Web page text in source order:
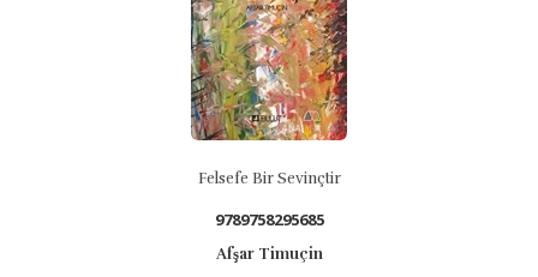
Felsefe Bir Sevinçtir
9789758295685
Afşar Timuçin